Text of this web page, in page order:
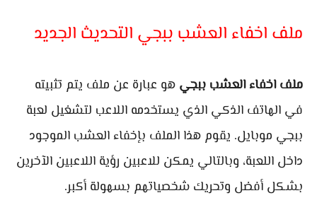
ملف اخفاء العشب ببجي التحديث الجديد
ملف اخفاء العشب ببجي هو عبارة عن ملف يتم تثبيته
في الهاتف الذكي الذي يستخدمه اللاعب لتشغيل لعبة
ببجي موبايل. يقوم هذا الملف بإخفاء العشب الموجود
داخل اللعبة، وبالتالي يمكن للاعبين رؤية اللاعبين الآخرين
بشكل أفضل وتحريك شخصياتهم بسهولة أكبر.